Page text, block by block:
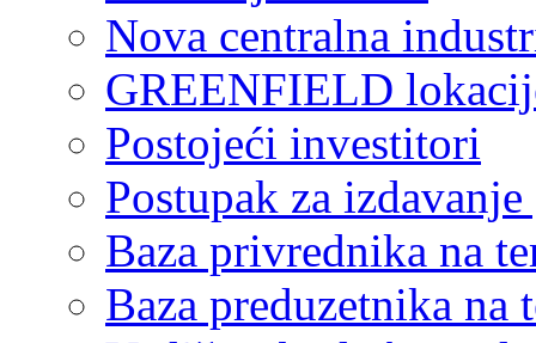
Nova centralna
GREENFIELD
Postojeći investitori
Postupak za
Baza privrednika na
Baza preduzetnika